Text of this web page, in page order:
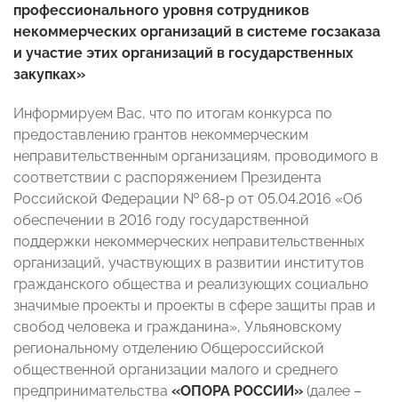
профессионального уровня сотрудников
некоммерческих организаций в системе госзаказа
и участие этих организаций в государственных
закупках»
Информируем Вас, что по итогам конкурса по
предоставлению грантов некоммерческим
неправительственным организациям, проводимого в
соответствии с распоряжением Президента
Российской Федерации № 68-р от 05.04.2016 «Об
обеспечении в 2016 году государственной
поддержки некоммерческих неправительственных
организаций, участвующих в развитии институтов
гражданского общества и реализующих социально
значимые проекты и проекты в сфере защиты прав и
свобод человека и гражданина», Ульяновскому
региональному отделению Общероссийской
общественной организации малого и среднего
предпринимательства «ОПОРА РОССИИ» (далее –